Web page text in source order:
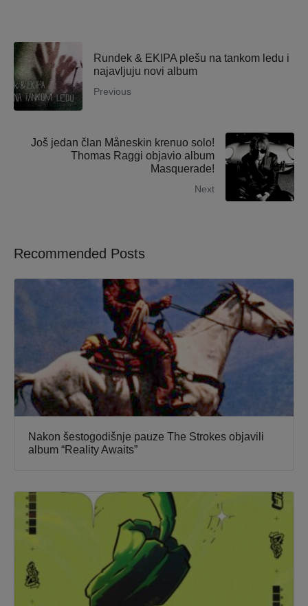
Rundek & EKIPA plešu na tankom ledu i
najavljuju novi album
Previous
Još jedan član Måneskin krenuo solo!
Thomas Raggi objavio album
Masquerade!
Next
Recommended Posts
Nakon šestogodišnje pauze The Strokes objavili
album “Reality Awaits”